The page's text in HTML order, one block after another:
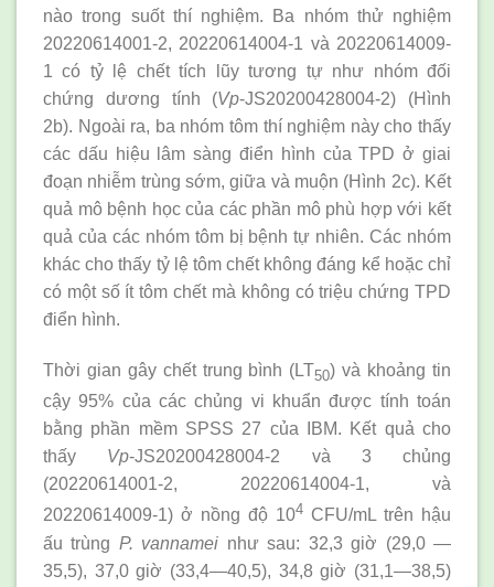
nào trong suốt thí nghiệm. Ba nhóm thử nghiệm
20220614001-2, 20220614004-1 và 20220614009-
1 có tỷ lệ chết tích lũy tương tự như nhóm đối
chứng dương tính (Vp-JS20200428004-2) (Hình
2b). Ngoài ra, ba nhóm tôm thí nghiệm này cho thấy
các dấu hiệu lâm sàng điển hình của TPD ở giai
đoạn nhiễm trùng sớm, giữa và muộn (Hình 2c). Kết
quả mô bệnh học của các phần mô phù hợp với kết
quả của các nhóm tôm bị bệnh tự nhiên. Các nhóm
khác cho thấy tỷ lệ tôm chết không đáng kể hoặc chỉ
có một số ít tôm chết mà không có triệu chứng TPD
điển hình.
Thời gian gây chết trung bình (LT50) và khoảng tin
cậy 95% của các chủng vi khuẩn được tính toán
bằng phần mềm SPSS 27 của IBM. Kết quả cho
thấy Vp-JS20200428004-2 và 3 chủng
(20220614001-2, 20220614004-1, và
20220614009-1) ở nồng độ 104 CFU/mL trên hậu
ấu trùng P. vannamei như sau: 32,3 giờ (29,0 —
35,5), 37,0 giờ (33,4—40,5), 34,8 giờ (31,1—38,5)